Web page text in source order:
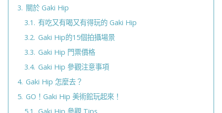
3. 關於 Gaki Hip
3.1. 有吃又有喝又有得玩的 Gaki Hip
3.2. Gaki Hip的15個拍攝場景
3.3. Gaki Hip 門票價格
3.4. Gaki Hip 參觀注意事項
4. Gaki Hip 怎麼去？
5. GO！Gaki Hip 美術館玩起來！